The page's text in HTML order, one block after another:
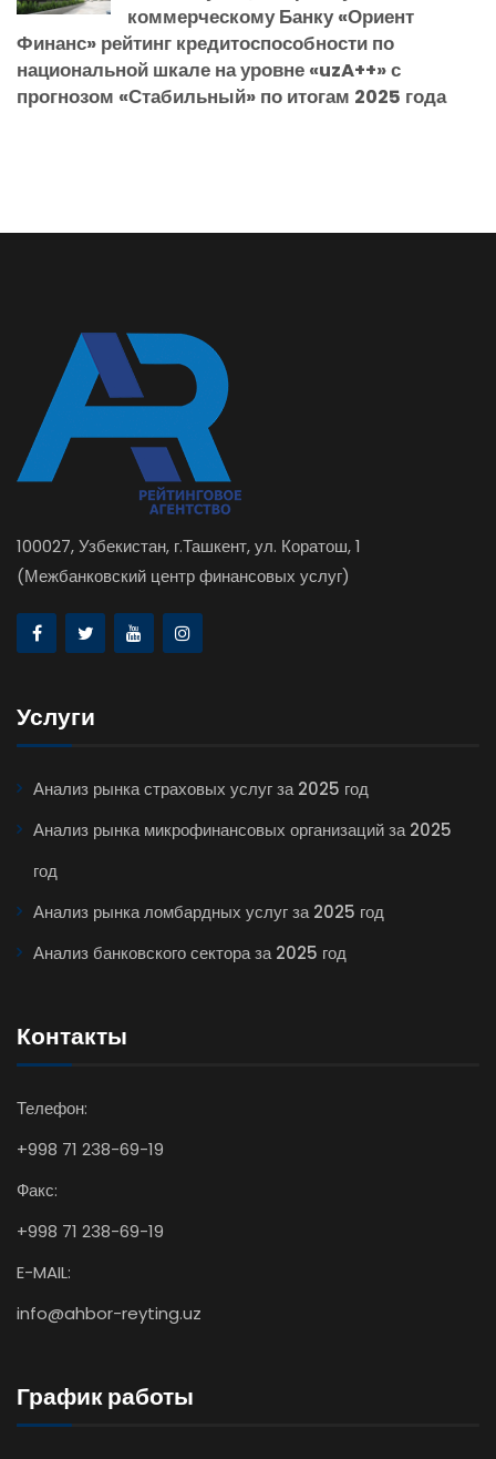
коммерческому Банку «Ориент
Финанс» рейтинг кредитоспособности по
национальной шкале на уровне «uzA++» с
прогнозом «Стабильный» по итогам 2025 года
100027, Узбекистан, г.Ташкент, ул. Коратош, 1
(Межбанковский центр финансовых услуг)
Услуги
Анализ рынка страховых услуг за 2025 год
Анализ рынка микрофинансовых организаций за 2025
год
Анализ рынка ломбардных услуг за 2025 год
Анализ банковского сектора за 2025 год
Контакты
Телефон:
+998 71 238-69-19
Факс:
+998 71 238-69-19
E-MAIL:
info@ahbor-reyting.uz
График работы